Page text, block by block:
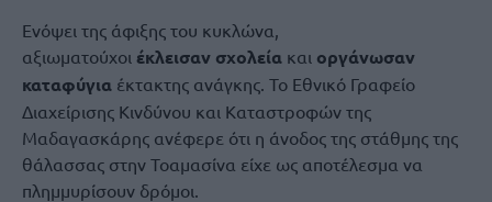
Ενόψει της άφιξης του κυκλώνα,
αξιωματούχοι έκλεισαν σχολεία και οργάνωσαν
καταφύγια έκτακτης ανάγκης. Το Εθνικό Γραφείο
Διαχείρισης Κινδύνου και Καταστροφών της
Μαδαγασκάρης ανέφερε ότι η άνοδος της στάθμης της
θάλασσας στην Τοαμασίνα είχε ως αποτέλεσμα να
πλημμυρίσουν δρόμοι.